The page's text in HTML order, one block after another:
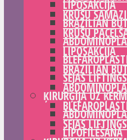
LIPOSAKCIJA
BRAZILIAN
SEJAS LIFTINGS
ĶIRURĢIJA UZ
LIPOFILĒŠANA
KRŪŠU
KRŪŠU
LIPOSAKCIJA
BRAZILIAN
SEJAS LIFTINGS